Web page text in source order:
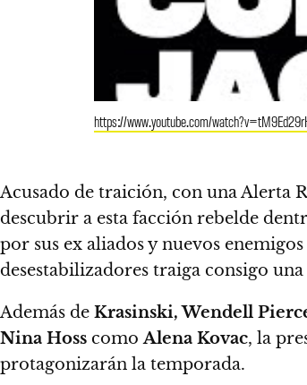
https://www.youtube.com/
Acusado de traición, con una Alerta
descubrir a esta facción rebelde
por sus ex aliados y nuevos
desestabilizadores traiga consigo
Además de Krasinski, Wendell
Nina Hoss comoAlena Kovac, la
protagonizarán la temporada.